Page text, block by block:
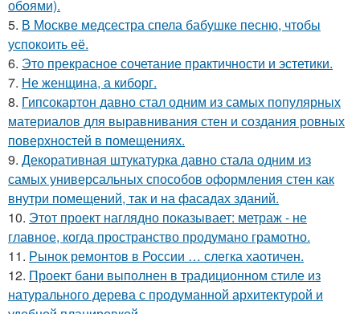
обоями).
5. В Москве медсестра спела бабушке песню, чтобы
успокоить её.
6. Это прекрасное сочетание практичности и эстетики.
7. Не женщина, а киборг.
8. Гипсокартон давно стал одним из самых популярных
материалов для выравнивания стен и создания ровных
поверхностей в помещениях.
9. Декоративная штукатурка давно стала одним из
самых универсальных способов оформления стен как
внутри помещений, так и на фасадах зданий.
10. Этот проект наглядно показывает: метраж - не
главное, когда пространство продумано грамотно.
11. Рынок ремонтов в России … слегка хаотичен.
12. Проект бани выполнен в традиционном стиле из
натурального дерева с продуманной архитектурой и